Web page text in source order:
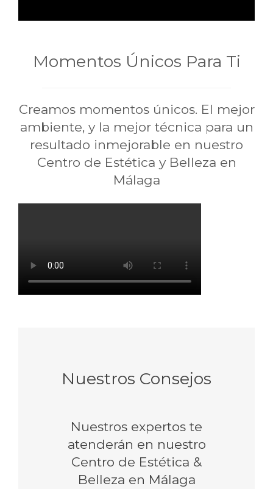
Momentos Únicos Para Ti
Creamos momentos únicos. El mejor
ambiente, y la mejor técnica para un
resultado inmejorable en nuestro
Centro de Estética y Belleza en
Málaga
Nuestros Consejos
Nuestros expertos te
atenderán en nuestro
Centro de Estética &
Belleza en Málaga